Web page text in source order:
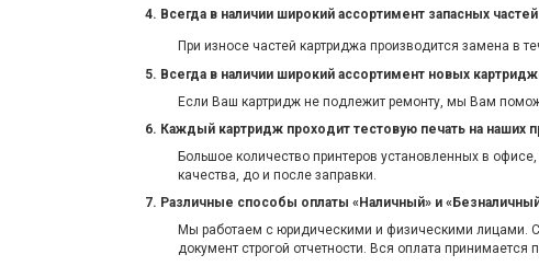
4. Всегда в наличии широкий ассортимент запасных
При износе частей картриджа производится замена в
5. Всегда в наличии широкий ассортимент новых
Если Ваш картридж не подлежит ремонту, мы Вам
6. Каждый картридж проходит тестовую печать на наших
Большое количество принтеров установленных в
качества, до и после заправки.
7. Различные способы оплаты «Наличный» и
Мы работаем с юридическими и физическими лицами.
документ строгой отчетности. Вся оплата принимается